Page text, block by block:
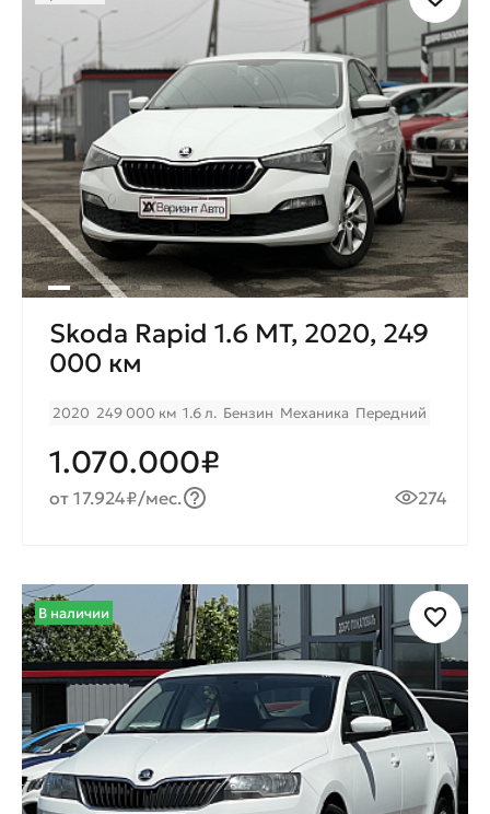
Skoda Rapid 1.6 MT, 2020, 249
000 км
2020 249 000 км 1.6 л. Бензин Механика Передний
1.070.000₽
от 17.924₽/мес. 274
В наличии